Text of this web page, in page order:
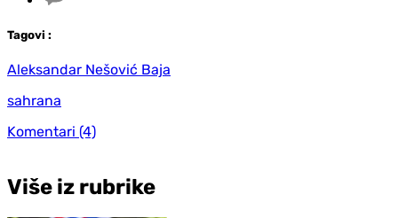
Tagovi :
Aleksandar Nešović Baja
sahrana
Komentari (4)
Više iz rubrike